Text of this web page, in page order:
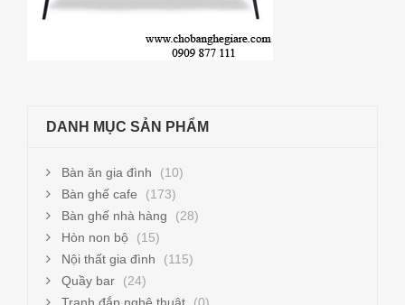
DANH MỤC SẢN PHẨM
Bàn ăn gia đình
(10)
Bàn ghế cafe
(173)
Bàn ghế nhà hàng
(28)
Hòn non bộ
(15)
Nội thất gia đình
(115)
Quầy bar
(24)